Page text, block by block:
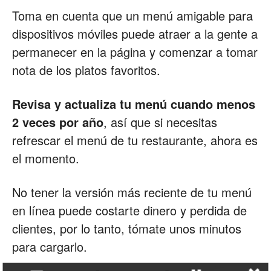
Toma en cuenta que un menú amigable para
dispositivos móviles puede atraer a la gente a
permanecer en la página y comenzar a tomar
nota de los platos favoritos.
Revisa y actualiza tu menú cuando menos
2 veces por año, así que si necesitas
refrescar el menú de tu restaurante, ahora es
el momento.
No tener la versión más reciente de tu menú
en línea puede costarte dinero y perdida de
clientes, por lo tanto, tómate unos minutos
para cargarlo.